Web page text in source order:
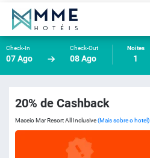
Check-In
07 Ago
Check-Out
08 Ago
Noites
1
20% de Cashback
Maceio Mar Resort All Inclusive(Mais sobre o hotel)